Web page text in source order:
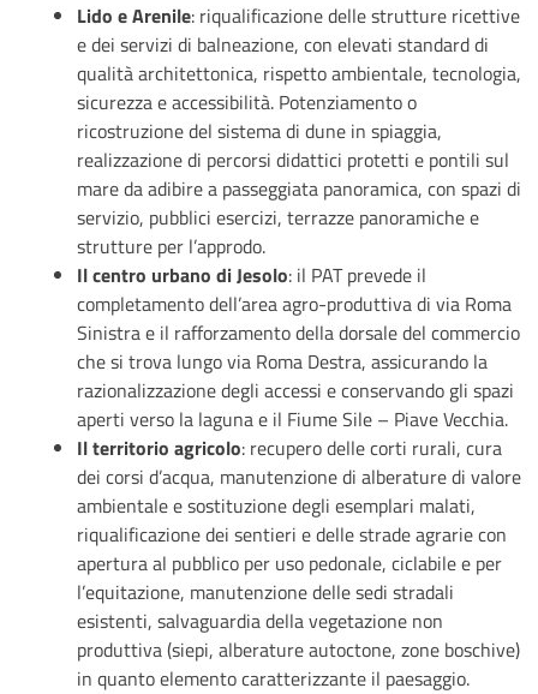
Lido e Arenile: riqualificazione delle strutture ricettive
e dei servizi di balneazione, con elevati standard di
qualità architettonica, rispetto ambientale, tecnologia,
sicurezza e accessibilità. Potenziamento o
ricostruzione del sistema di dune in spiaggia,
realizzazione di percorsi didattici protetti e pontili sul
mare da adibire a passeggiata panoramica, con spazi di
servizio, pubblici esercizi, terrazze panoramiche e
strutture per l’approdo.
Il centro urbano di Jesolo: il PAT prevede il
completamento dell’area agro-produttiva di via Roma
Sinistra e il rafforzamento della dorsale del commercio
che si trova lungo via Roma Destra, assicurando la
razionalizzazione degli accessi e conservando gli spazi
aperti verso la laguna e il Fiume Sile – Piave Vecchia.
Il territorio agricolo: recupero delle corti rurali, cura
dei corsi d’acqua, manutenzione di alberature di valore
ambientale e sostituzione degli esemplari malati,
riqualificazione dei sentieri e delle strade agrarie con
apertura al pubblico per uso pedonale, ciclabile e per
l’equitazione, manutenzione delle sedi stradali
esistenti, salvaguardia della vegetazione non
produttiva (siepi, alberature autoctone, zone boschive)
in quanto elemento caratterizzante il paesaggio.